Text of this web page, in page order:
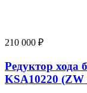
210 000 ₽
Редуктор хода
KSA10220